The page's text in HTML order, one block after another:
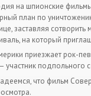
на шпионские
план по
заставляя
на который
приезжает рок-
участник подпольного
что фильм